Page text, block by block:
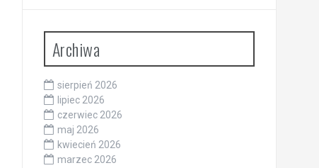
Archiwa
sierpień 2026
lipiec 2026
czerwiec 2026
maj 2026
kwiecień 2026
marzec 2026